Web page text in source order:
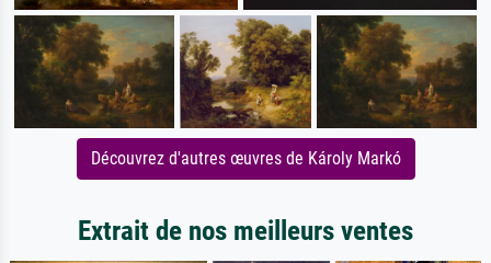
Découvrez d'autres œuvres de Károly Markó
Extrait de nos meilleurs ventes